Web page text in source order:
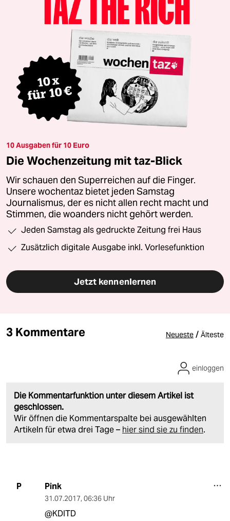
10 Ausgaben für 10 Euro
Die Wochenzeitung mit taz-Blick
Wir schauen den Superreichen auf die Finger.
Unsere wochentaz bietet jeden Samstag
Journalismus, der es nicht allen recht macht und
Stimmen, die woanders nicht gehört werden.
Jeden Samstag als gedruckte Zeitung frei Haus
Zusätzlich digitale Ausgabe inkl. Vorlesefunktion
Jetzt kennenlernen
3 Kommentare Neueste / Älteste
Die Kommentarfunktion unter diesem Artikel ist
geschlossen.
Wir öffnen die Kommentarspalte bei ausgewählten
Artikeln für etwa drei Tage – hier sind sie zu finden.
einloggen
P Pink
31.07.2017, 06:36 Uhr
@KDITD